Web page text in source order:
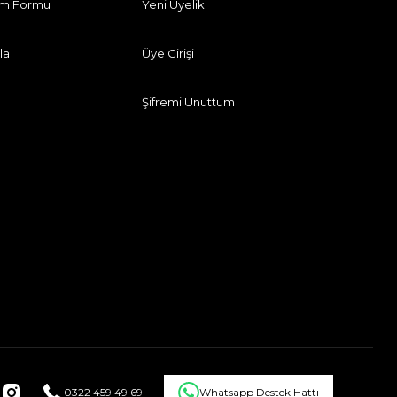
Formu Yeni Üyelik
Üye Girişi
Şifremi Unuttum
0322 459 49 69 Whatsapp Destek Hattı